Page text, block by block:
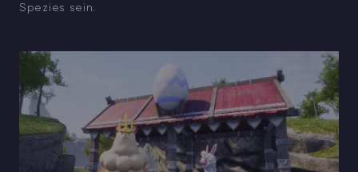
Spezies sein.